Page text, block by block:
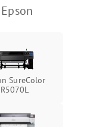
SureColor
R5070L